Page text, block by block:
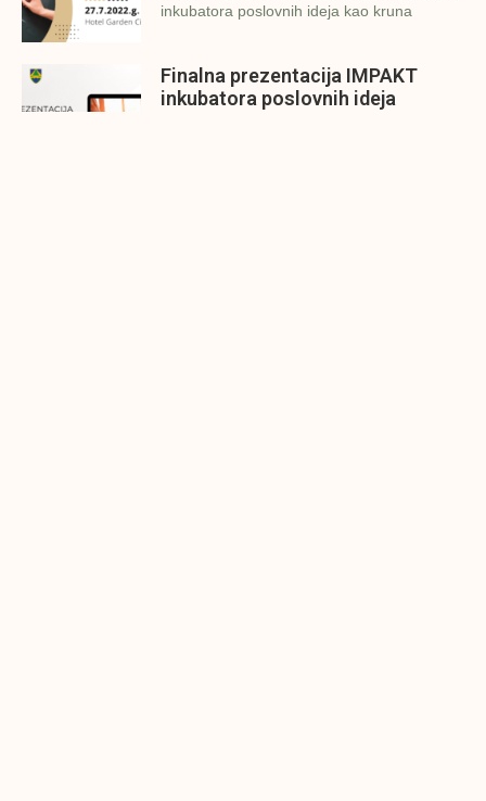
inkubatora poslovnih ideja kao kruna
Finalna prezentacija IMPAKT
inkubatora poslovnih ideja